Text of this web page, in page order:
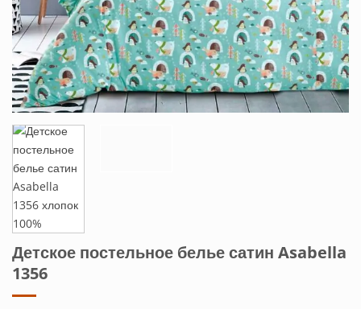
Детское постельное белье сатин Asabella
1356